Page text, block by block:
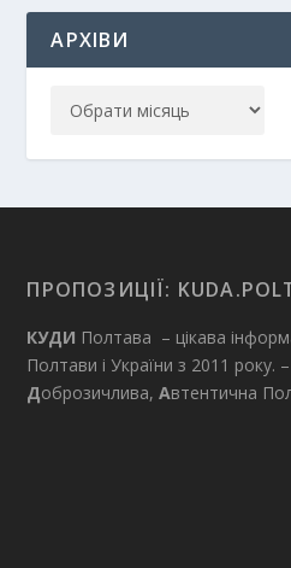
АРХІВИ
ПРОПОЗИЦІЇ:
КУДИ Полтава – цікава
Полтави і України з 2011 року. –
Доброзичлива,Автентична